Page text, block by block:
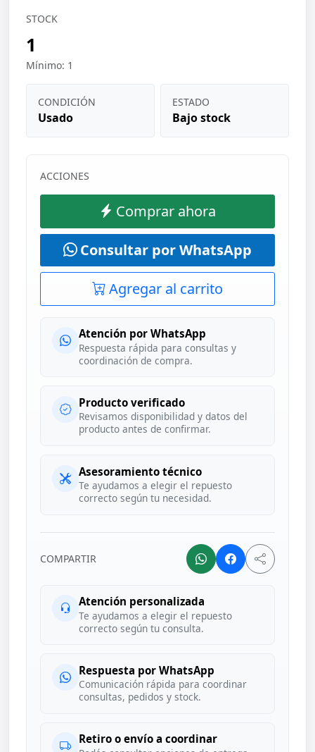
STOCK
1
Mínimo: 1
CONDICIÓN
Usado
ESTADO
Bajo stock
ACCIONES
Comprar ahora
Consultar por WhatsApp
Agregar al carrito
Atención por WhatsApp
Respuesta rápida para consultas y
coordinación de compra.
Producto verificado
Revisamos disponibilidad y datos del
producto antes de confirmar.
Asesoramiento técnico
Te ayudamos a elegir el repuesto
correcto según tu necesidad.
COMPARTIR
Atención personalizada
Te ayudamos a elegir el repuesto
correcto según tu consulta.
Respuesta por WhatsApp
Comunicación rápida para coordinar
consultas, pedidos y stock.
Retiro o envío a coordinar